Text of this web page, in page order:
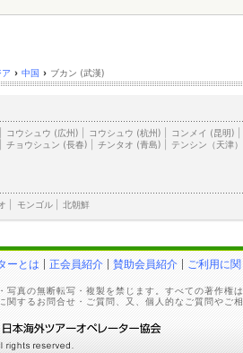
› 中国 › ブカン (武漢)
コウシュウ (広州) コウシュウ (杭州) コンメイ (昆明)
チョウシュン (長春) チンタオ (青島)
テンシン（天津）
モンゴル| 北朝鮮
ーとは 正会員紹介 賛助会員紹介 ご利用に
写真の無断転写・複製を禁じます。すべての著作権
関するお問合せ・ご質問、又、個人的なご質問やご